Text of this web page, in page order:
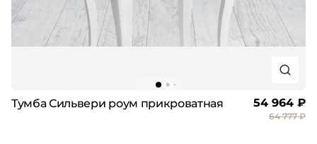
Тумба Сильвери роум прикроватная 54 964 ₽
64 777 ₽